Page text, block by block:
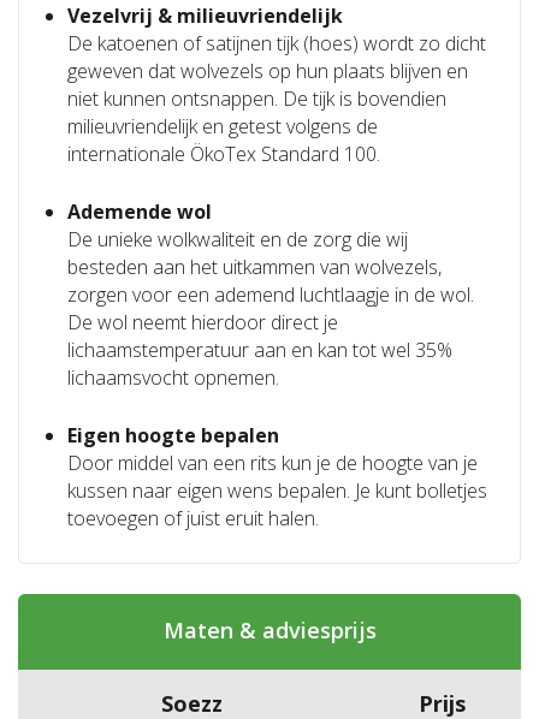
Vezelvrij & milieuvriendelijk
De katoenen of satijnen tijk (hoes) wordt zo dicht
geweven dat wolvezels op hun plaats blijven en
niet kunnen ontsnappen. De tijk is bovendien
milieuvriendelijk en getest volgens de
internationale ÖkoTex Standard 100.
Ademende wol
De unieke wolkwaliteit en de zorg die wij
besteden aan het uitkammen van wolvezels,
zorgen voor een ademend luchtlaagje in de wol.
De wol neemt hierdoor direct je
lichaamstemperatuur aan en kan tot wel 35%
lichaamsvocht opnemen.
Eigen hoogte bepalen
Door middel van een rits kun je de hoogte van je
kussen naar eigen wens bepalen. Je kunt bolletjes
toevoegen of juist eruit halen.
Maten & adviesprijs
Soezz Prijs